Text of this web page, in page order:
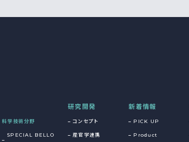
科学技術分野
SPECIAL BELLO
研究開発
コンセプト
産官学連携
新着情報
PICK UP
Product